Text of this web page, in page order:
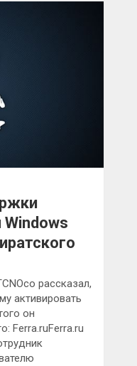
рассказал,
активировать
он
Ferra.ruFerra.ru